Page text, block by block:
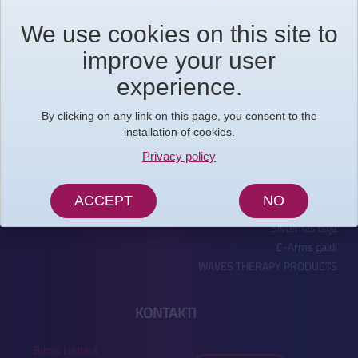
VISPĀRĪGĀ
INFORMĀCIJA
Pieteikumi
Par mums
Vietnes karte
Privātuma politika
PRODUKTI
Mobile
Medical Display Solutions
Veterinārija
Attēlu darbstacija
Sistēmas daļa
C-Arms galdi
WAVES THERAPY PRODUCTS
KONTAKTI
Birojs Lietuvā
We use cookies on this site to
improve your user
experience.
By clicking on any link on this page, you consent to the
installation of cookies.
Privacy policy
ACCEPT NO